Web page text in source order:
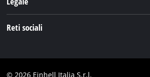
Einhell prodotti
Comformità
Reti sociali
© 2026 Einhell Italia S.r.l.